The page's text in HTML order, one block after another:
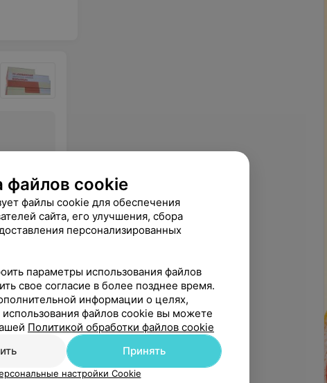
Еще
файлов cookie
файлы cookie для обеспечения
сайта, его улучшения, сбора
персонализированных
параметры использования файлов
свое согласие в более позднее время.
информации о целях,
использования файлов cookie вы можете
Политикой обработки файлов cookie
Принять
настройки Cookie